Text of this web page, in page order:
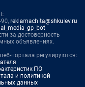
reklamachita@shkulev.ru
за достоверность
объявлениях.
портала регулируются:
ПО
и политикой
данных